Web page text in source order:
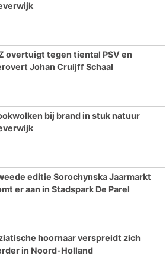
overtuigt tegen tiental PSV en
Johan Cruijff Schaal
bij brand in stuk natuur
editie Sorochynska Jaarmarkt
er aan in Stadspark De Parel
hoornaar verspreidt zich
in Noord-Holland